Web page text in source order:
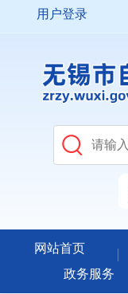
用户登录
网站首页
政务服务